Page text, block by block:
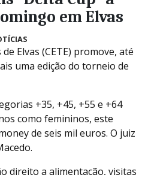
em Elvas
Elvas (CETE) promove, até
uma edição do torneio de
+35, +45, +55 e +64
como femininos, este
de seis mil euros. O juiz
direito a alimentação, visitas